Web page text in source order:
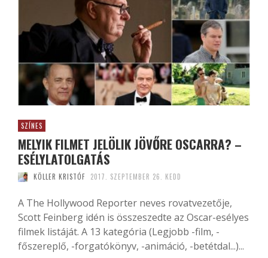
SZÍNES
MELYIK FILMET JELÖLIK JÖVŐRE OSCARRA? –
ESÉLYLATOLGATÁS
KÖLLER KRISTÓF 2017. SZEPTEMBER 26. KEDD
A The Hollywood Reporter neves rovatvezetője,
Scott Feinberg idén is összeszedte az Oscar-esélyes
filmek listáját. A 13 kategória (Legjobb -film, -
főszereplő, -forgatókönyv, -animáció, -betétdal...)...